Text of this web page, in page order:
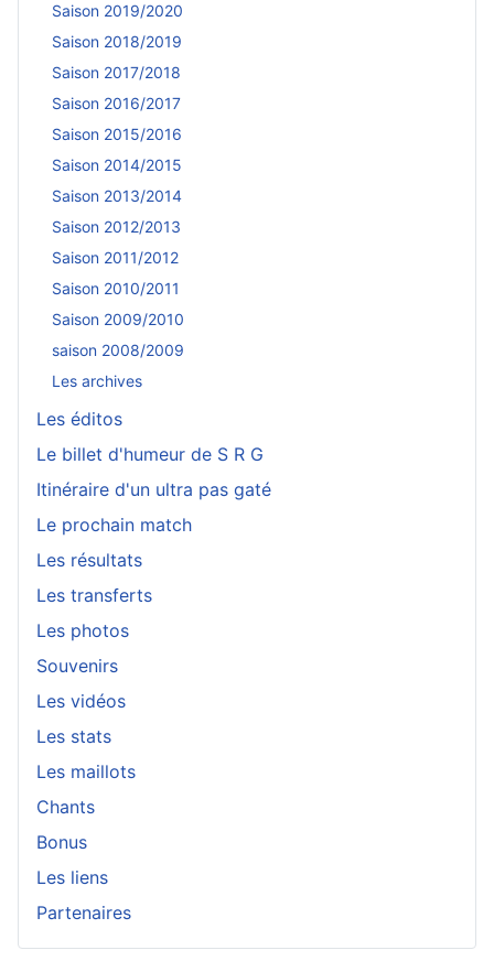
Saison 2019/2020
Saison 2018/2019
Saison 2017/2018
Saison 2016/2017
Saison 2015/2016
Saison 2014/2015
Saison 2013/2014
Saison 2012/2013
Saison 2011/2012
Saison 2010/2011
Saison 2009/2010
saison 2008/2009
Les archives
Les éditos
Le billet d'humeur de S R G
Itinéraire d'un ultra pas gaté
Le prochain match
Les résultats
Les transferts
Les photos
Souvenirs
Les vidéos
Les stats
Les maillots
Chants
Bonus
Les liens
Partenaires